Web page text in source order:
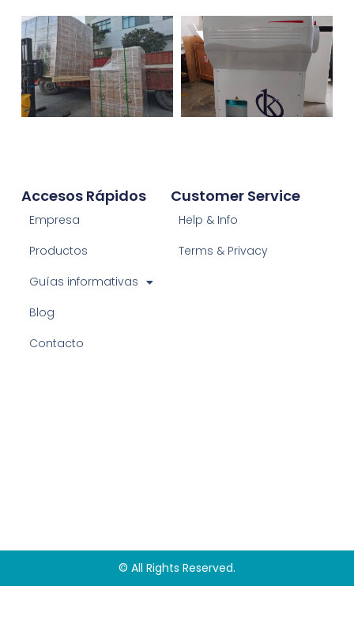
Customer Service
Help & Info
Terms & Privacy
Accesos Rápidos
Empresa
Productos
Guías informativas
Blog
Contacto
© All Rights Reserved.